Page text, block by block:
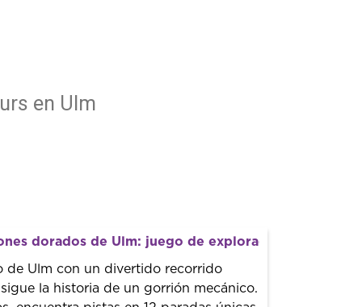
en Ulm
dorados de Ulm: juego de exploración
de Ulm con un divertido recorrido
la historia de un gorrión mecánico.